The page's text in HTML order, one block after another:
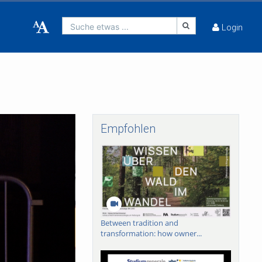
Suche etwas ... Login
Empfohlen
Between tradition and
transformation: how owner...